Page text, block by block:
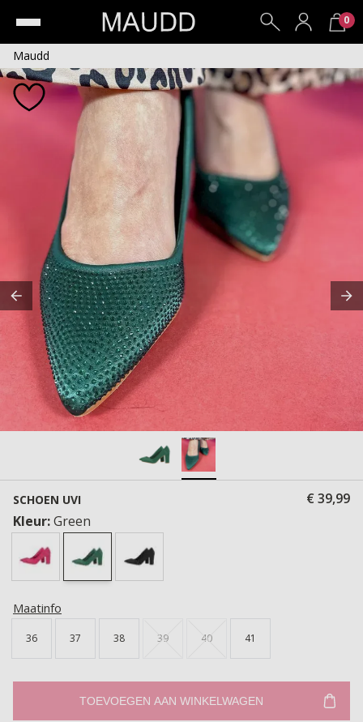
0
Maudd
SCHOEN UVI
€ 39,99
Kleur:Green
Maatinfo
36 37 38 39 40 41
TOEVOEGEN AAN WINKELWAGEN